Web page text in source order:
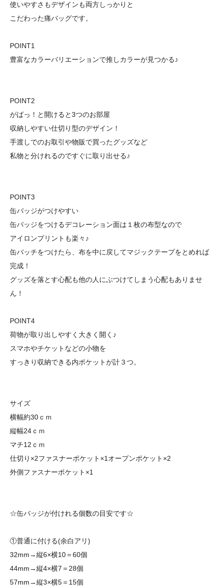
使いやすさもデザインも両方しっかりと
こだわった痛バッグです。
POINT1
豊富なカラーバリエーションで推しカラーが見つかる♪
POINT2
がばっ！と開けると3つのお部屋
収納しやすい仕切り型のデザイン！
手渡しでのお取引や物販で買ったグッズなど
私物と分けれるのですぐに取り出せる♪
POINT3
缶バッジがつけやすい
缶バッジをつけるデコレーション面は１枚の布型なので
アイロンプリントも楽々♪
缶バッチをつけたら、布を中に戻してマジックテープをとめれば
完成！
グッズを落とす心配も他の人にぶつけてしまう心配もありませ
ん！
POINT4
荷物が取り出しやすく大きく開く♪
スマホやチケットなどの小物を
すっきり収納できる内ポケットが計３つ。
サイズ
横幅約30ｃｍ
縦幅24ｃｍ
マチ12ｃｍ
仕切り×2ファスナーポケット×1オープンポケット×2
外側ファスナーポケット×1
☆缶バッジが付けれる個数の目安です☆
①普通に付ける(余白アリ)
32mm→縦6×横10＝60個
44mm→縦4×横7＝28個
57mm→縦3×横5＝15個